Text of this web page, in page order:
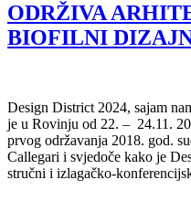
ODRŽIVA
BIOFILNI
Design District 2024, sajam
je u Rovinju od 22. – 24.11.
prvog održavanja 2018. god.
Callegari i svjedoče kako je
stručni i izlagačko-